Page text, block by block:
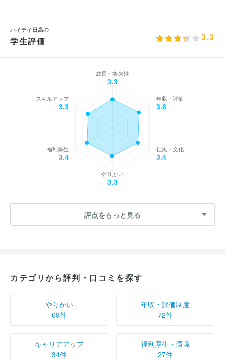
ハイデイ日高の
学生評価 3.3
成長・将来性
3.3
年収・評価
3.6
社風・文化
3.4
やりがい
3.3
福利厚生
3.4
スキルアップ
3.3
評点をもっと見る
カテゴリから評判・口コミを探す
やりがい
69件
年収・評価制度
72件
キャリアアップ
34件
福利厚生・環境
27件